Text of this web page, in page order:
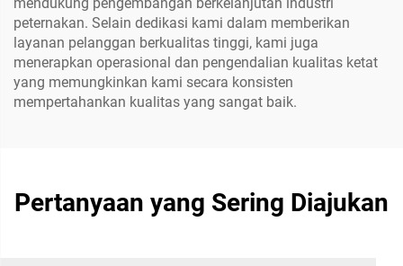
peternakan. Selain dedikasi kami dalam memberikan
layanan pelanggan berkualitas tinggi, kami juga
menerapkan operasional dan pengendalian kualitas ketat
yang memungkinkan kami secara konsisten
mempertahankan kualitas yang sangat baik.
Pertanyaan yang Sering Diajukan